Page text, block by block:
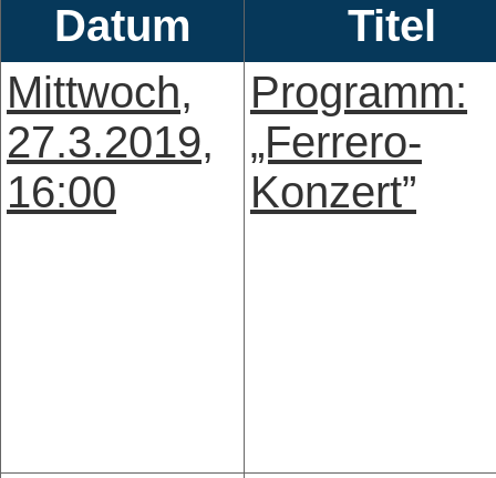
Datum
Titel
Mittwoch,
27.3.2019,
16:00
Programm:
„Ferrero-
Konzert”